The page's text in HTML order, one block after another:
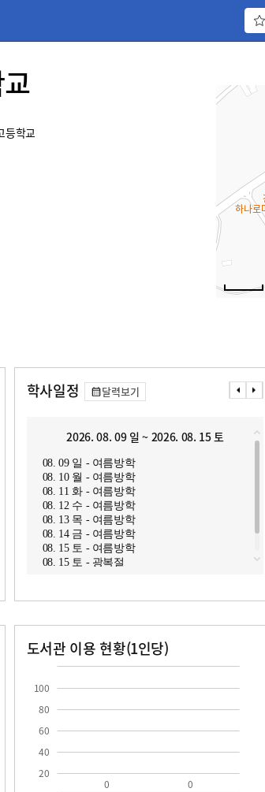
등학교
학사일정 달력보기
2026. 08. 09 일 ~ 2026. 08. 15 토
08. 09 일 - 여름방학
08. 10 월 - 여름방학
08. 11 화 - 여름방학
08. 12 수 - 여름방학
08. 13 목 - 여름방학
08. 14 금 - 여름방학
08. 15 토 - 여름방학
08. 15 토 - 광복절
도서관 이용 현황(1인당)
20
40
60
80
100
0 0